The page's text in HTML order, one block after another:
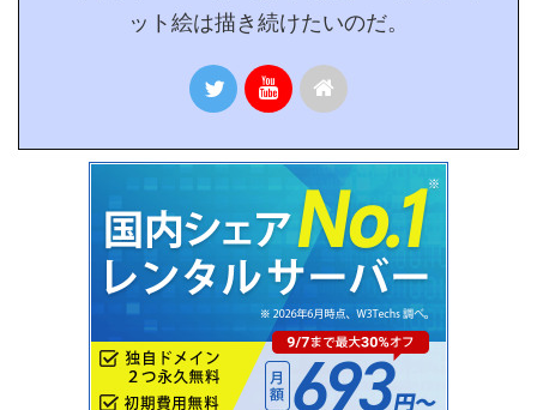
ット絵は描き続けたいのだ。